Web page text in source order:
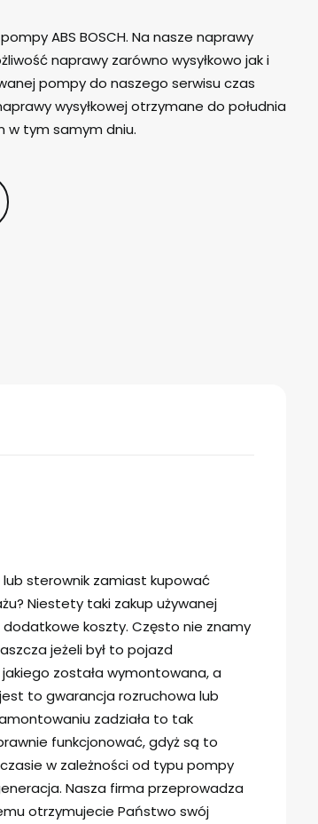
ABS BOSCH. Na nasze naprawy
naprawy zarówno wysyłkowo jak i
pompy do naszego serwisu czas
wysyłkowej otrzymane do południa
w tym samym dniu.
sterownik zamiast kupować
Niestety taki zakup używanej
koszty. Często nie znamy
jeżeli był to pojazd
została wymontowana, a
to gwarancja rozruchowa lub
zadziała to tak
funkcjonować, gdyż są to
w zależności od typu pompy
Nasza firma przeprowadza
otrzymujecie Państwo swój